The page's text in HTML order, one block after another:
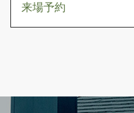
来場予約